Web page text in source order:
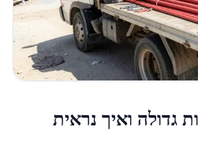
גדולה ואיך נראית